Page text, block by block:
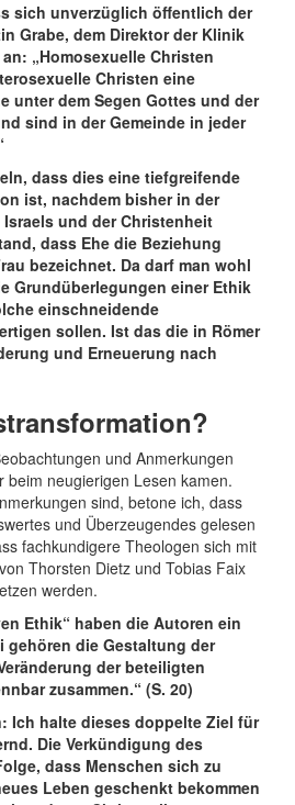
sich unverzüglich öffentlich der
Grabe, dem Direktor der Klinik
„Homosexuelle Christen
Christen eine
unter dem Segen Gottes und der
sind in der Gemeinde in jeder
dass dies eine tiefgreifende
ist, nachdem bisher in der
und der Christenheit
dass Ehe die Beziehung
bezeichnet. Da darf man wohl
Grundüberlegungen einer Ethik
einschneidende
sollen. Ist das die in Römer
und Erneuerung nach
und Anmerkungen
beim neugierigen Lesen kamen.
sind, betone ich, dass
und Überzeugendes gelesen
fachkundigere Theologen sich mit
Thorsten Dietz und Tobias Faix
werden.
Ethik“ haben die Autoren ein
gehören die Gestaltung der
der beteiligten
zusammen.“ (S. 20)
Ich halte dieses doppelte Ziel für
Die Verkündigung des
dass Menschen sich zu
Leben geschenkt bekommen